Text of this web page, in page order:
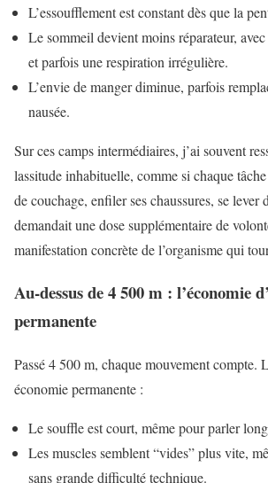
L’essoufflement est constant dès que la
Le sommeil devient moins réparateur,
et parfois une respiration irrégulière.
L’envie de manger diminue, parfois
nausée.
Sur ces camps intermédiaires, j’ai souvent
lassitude inhabituelle, comme si chaque
de couchage, enfiler ses chaussures, se lever
demandait une dose supplémentaire de
manifestation concrète de l’organisme qui
Au-dessus de 4 500 m : l’économie
permanente
Passé 4 500 m, chaque mouvement compte.
économie permanente :
Le souffle est court, même pour parler
Les muscles semblent “vides” plus vite,
sans grande difficulté technique.